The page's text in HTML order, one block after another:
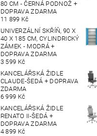
80 CM - ČERNÁ PODNOŽ +
DOPRAVA ZDARMA
11 899 Kč
UNIVERZÁLNÍ SKŘÍŇ, 90 X
40 X 185 CM, CYLINDRICKÝ
ZÁMEK - MODRÁ +
DOPRAVA ZDARMA
3 599 Kč
KANCELÁŘSKÁ ŽIDLE
CLAUDE-ŠEDÁ + DOPRAVA
ZDARMA
6 999 Kč
KANCELÁŘSKÁ ŽIDLE
RENATO II-ŠEDÁ +
DOPRAVA ZDARMA
4 899 Kč